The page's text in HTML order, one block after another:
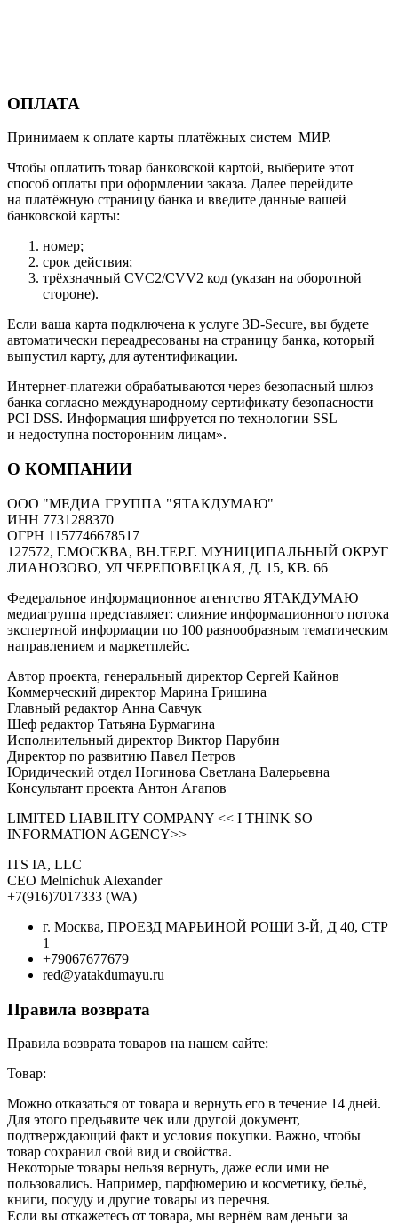
ОПЛАТА
Принимаем к оплате карты платёжных систем МИР.
Чтобы оплатить товар банковской картой, выберите этот
способ оплаты при оформлении заказа. Далее перейдите
на платёжную страницу банка и введите данные вашей
банковской карты:
номер;
срок действия;
трёхзначный CVC2/CVV2 код (указан на оборотной
стороне).
Если ваша карта подключена к услуге 3D-Secure, вы будете
автоматически переадресованы на страницу банка, который
выпустил карту, для аутентификации.
Интернет-платежи обрабатываются через безопасный шлюз
банка согласно международному сертификату безопасности
PCI DSS. Информация шифруется по технологии SSL
и недоступна посторонним лицам».
О КОМПАНИИ
ООО "МЕДИА ГРУППА "ЯТАКДУМАЮ"
ИНН 7731288370
ОГРН 1157746678517
127572, Г.МОСКВА, ВН.ТЕР.Г. МУНИЦИПАЛЬНЫЙ ОКРУГ
ЛИАНОЗОВО, УЛ ЧЕРЕПОВЕЦКАЯ, Д. 15, КВ. 66
Федеральное информационное агентство ЯТАКДУМАЮ
медиагруппа представляет: слияние информационного потока
экспертной информации по 100 разнообразным тематическим
направлением и маркетплейс.
Автор проекта, генеральный директор Сергей Кайнов
Коммерческий директор Марина Гришина
Главный редактор Анна Савчук
Шеф редактор Татьяна Бурмагина
Исполнительный директор Виктор Парубин
Директор по развитию Павел Петров
Юридический отдел Ногинова Светлана Валерьевна
Консультант проекта Антон Агапов
LIMITED LIABILITY COMPANY << I THINK SO
INFORMATION AGENCY>>
ITS IA, LLC
CEO Melnichuk Alexander
+7(916)7017333 (WA)
г. Москва, ПРОЕЗД МАРЬИНОЙ РОЩИ 3-Й, Д 40, СТР
1
+79067677679
red@yatakdumayu.ru
Правила возврата
Правила возврата товаров на нашем сайте:
Товар:
Можно отказаться от товара и вернуть его в течение 14 дней.
Для этого предъявите чек или другой документ,
подтверждающий факт и условия покупки. Важно, чтобы
товар сохранил свой вид и свойства.
Некоторые товары нельзя вернуть, даже если ими не
пользовались. Например, парфюмерию и косметику, бельё,
книги, посуду и другие товары из перечня.
Если вы откажетесь от товара, мы вернём вам деньги за